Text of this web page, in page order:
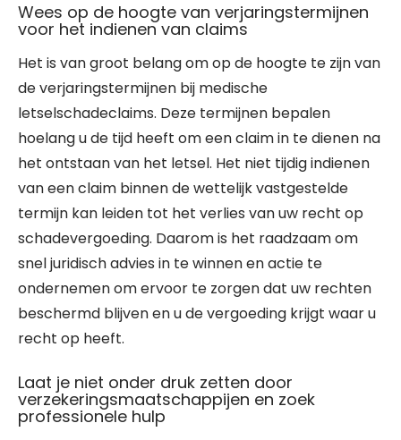
Wees op de hoogte van verjaringstermijnen
voor het indienen van claims
Het is van groot belang om op de hoogte te zijn van
de verjaringstermijnen bij medische
letselschadeclaims. Deze termijnen bepalen
hoelang u de tijd heeft om een claim in te dienen na
het ontstaan van het letsel. Het niet tijdig indienen
van een claim binnen de wettelijk vastgestelde
termijn kan leiden tot het verlies van uw recht op
schadevergoeding. Daarom is het raadzaam om
snel juridisch advies in te winnen en actie te
ondernemen om ervoor te zorgen dat uw rechten
beschermd blijven en u de vergoeding krijgt waar u
recht op heeft.
Laat je niet onder druk zetten door
verzekeringsmaatschappijen en zoek
professionele hulp